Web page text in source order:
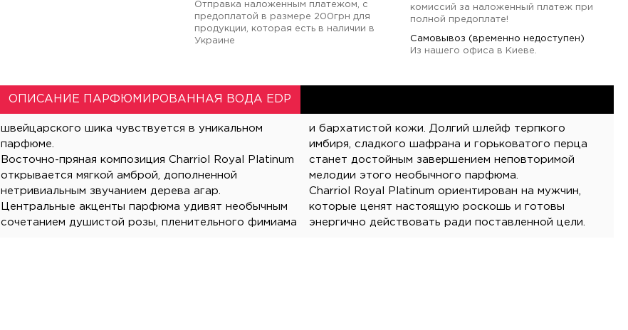
Отправка наложенным платежом, с
предоплатой в размере 200грн для
продукции, которая есть в наличии в
Украине
комиссий за наложенный платеж при
полной предоплате!
Самовывоз (временно недоступен)
Из нашего офиса в Киеве.
ОПИСАНИЕ ПАРФЮМИРОВАННАЯ ВОДА EDP
парфюме.
Восточно-пряная композиция Charriol Royal Platinum
открывается мягкой амброй, дополненной
нетривиальным звучанием дерева агар.
Центральные акценты парфюма удивят необычным
сочетанием душистой розы, пленительного фимиама
и бархатистой кожи. Долгий шлейф терпкого
имбиря, сладкого шафрана и горьковатого перца
станет достойным завершением неповторимой
мелодии этого необычного парфюма.
Charriol Royal Platinum ориентирован на мужчин,
которые ценят настоящую роскошь и готовы
энергично действовать ради поставленной цели.